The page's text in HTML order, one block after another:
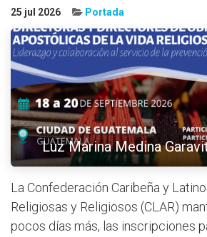
25 jul 2026 Portada
Luz Marina Medina
La Confederación Caribeña y
Religiosas y Religiosos (CLAR)
pocos días más, las inscripciones